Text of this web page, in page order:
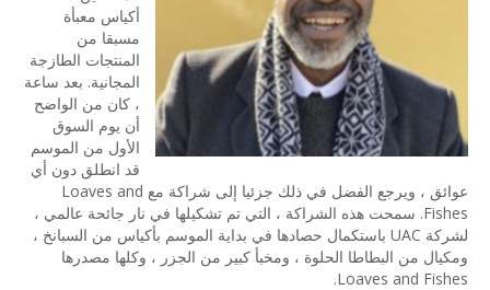
أكياس معبأة
مسبقا من
المنتجات الطازجة
المجانية. بعد ساعة
، كان من الواضح
أن يوم السوق
الأول من الموسم
قد انطلق دون أي
عوائق ، ويرجع الفضل في ذلك جزئيا إلى شراكة مع Loaves and
Fishes. سمحت هذه الشراكة ، التي تم تشكيلها في نار جائحة عالمي ،
لشركة UAC باستكمال حصادها في بداية الموسم بأكياس من السبانخ ،
ومكيال من البطاطا الحلوة ، ومخبأ كبير من الجزر ، وكلها مصدرها
Loaves and Fishes.